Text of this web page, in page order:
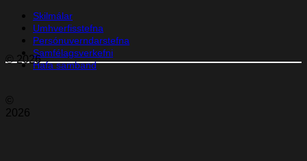
Skilmálar
Umhverfisstefna
Persónuverndarstefna
Samfélagsverkefni
Hafa samband
© 2026
©
2026